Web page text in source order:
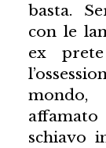
basta.
con le
ex
schiavo